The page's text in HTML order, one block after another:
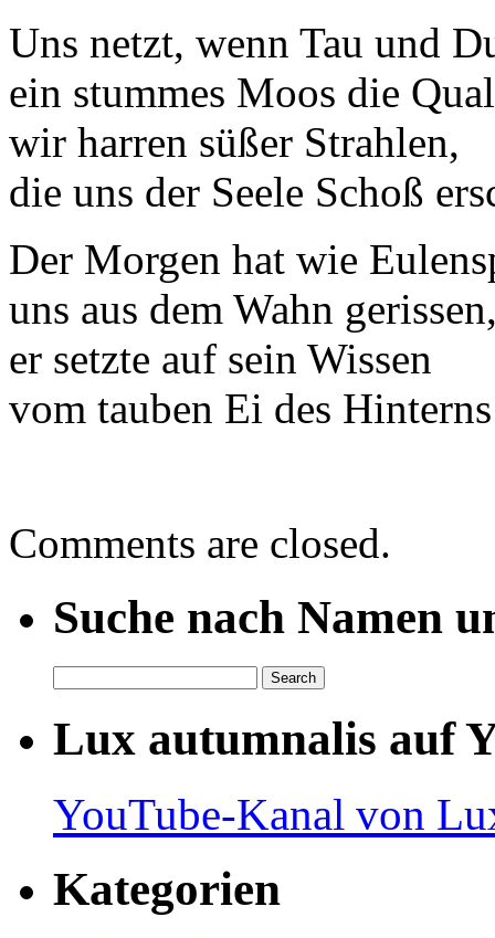
Uns netzt, wenn Tau und
ein stummes Moos die
wir harren süßer Strahlen,
die uns der Seele Schoß
Der Morgen hat wie
uns aus dem Wahn
er setzte auf sein Wissen
vom tauben Ei des
Comments are closed.
Suche nach Namen
Lux autumnalis auf
YouTube-Kanal von
Kategorien